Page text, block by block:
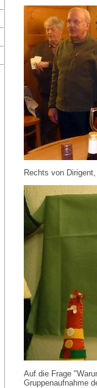
Rechts von
Auf die Frage
Gruppenaufnahme